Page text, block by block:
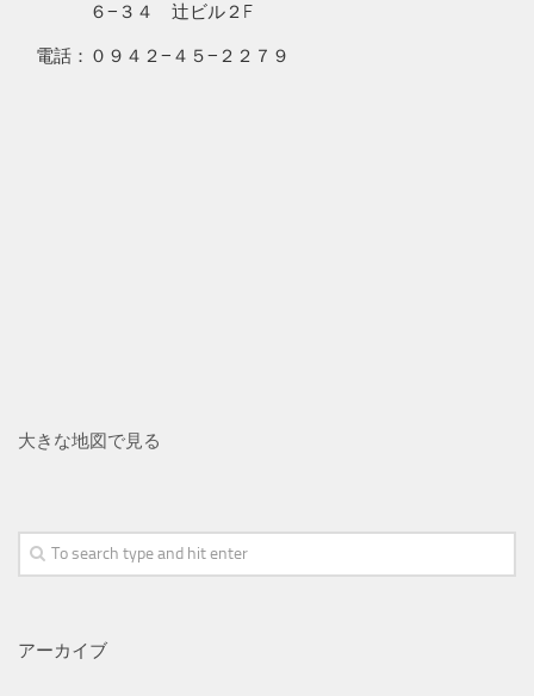
６−３４ 辻ビル２F
電話：０９４２−４５−２２７９
大きな地図で見る
アーカイブ